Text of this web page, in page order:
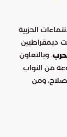
الحزبية
ديمقراطيين
. وبالتعاون
من النواب
ومن